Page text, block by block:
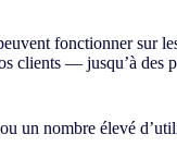
fonctionner sur
clients — jusqu’à des
un nombre élevé